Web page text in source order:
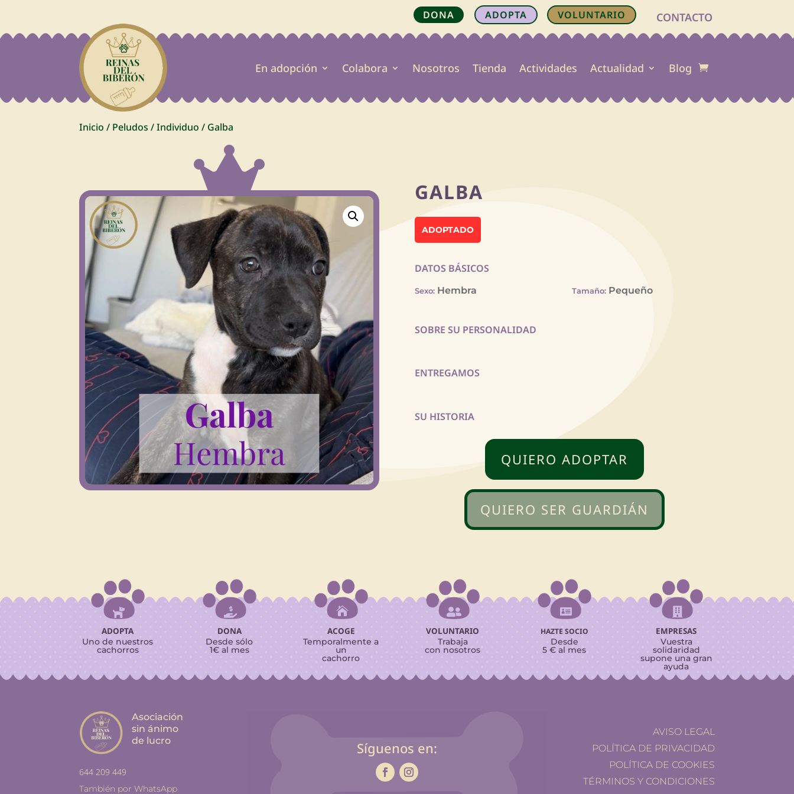
DONA ADOPTA VOLUNTARIO CONTACTO
En adopción Colabora Nosotros Tienda Actividades Actualidad Blog
Inicio / Peludos /Individuo / Galba
 GALBA
ADOPTADO
DATOS BÁSICOS
Sexo: Hembra Tamaño: Pequeño
SOBRE SU PERSONALIDAD
ENTREGAMOS
SU HISTORIA
QUIERO ADOPTAR
QUIERO SER GUARDIÁN

ADOPTA
Uno de nuestros
cachorros

DONA
Desde sólo
1€ al mes

ACOGE
Temporalmente a
un
cachorro

VOLUNTARIO
Trabaja
con nosotros

HAZTE SOCIO
Desde
5 € al mes

EMPRESAS
Vuestra
solidaridad
supone una gran
ayuda
Asociación
sin ánimo
de lucro
644 209 449
También por WhatsApp
Síguenos en:
AVISO LEGAL
POLÍTICA DE PRIVACIDAD
POLÍTICA DE COOKIES
TÉRMINOS Y CONDICIONES